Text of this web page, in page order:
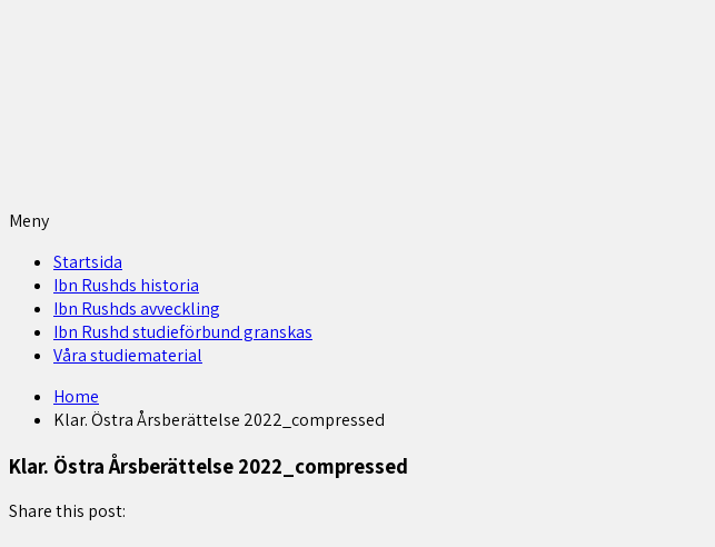
Meny
Startsida
Ibn Rushds historia
Ibn Rushds avveckling
Ibn Rushd studieförbund granskas​
Våra studiematerial
Home
Klar. Östra Årsberättelse 2022_compressed
Klar. Östra Årsberättelse 2022_compressed
Share this post: